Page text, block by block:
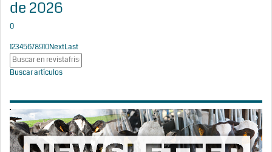
de 2026
0
12345678910NextLast
Buscar artículos